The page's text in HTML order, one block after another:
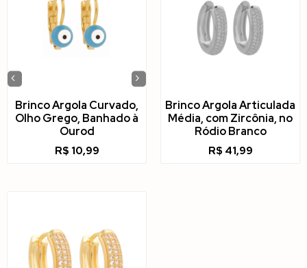
‹
›
Brinco Argola Curvado,
Olho Grego, Banhado à
Ourod
R$ 10,99
Brinco Argola Articulada
Média, com Zircônia, no
Ródio Branco
R$ 41,99